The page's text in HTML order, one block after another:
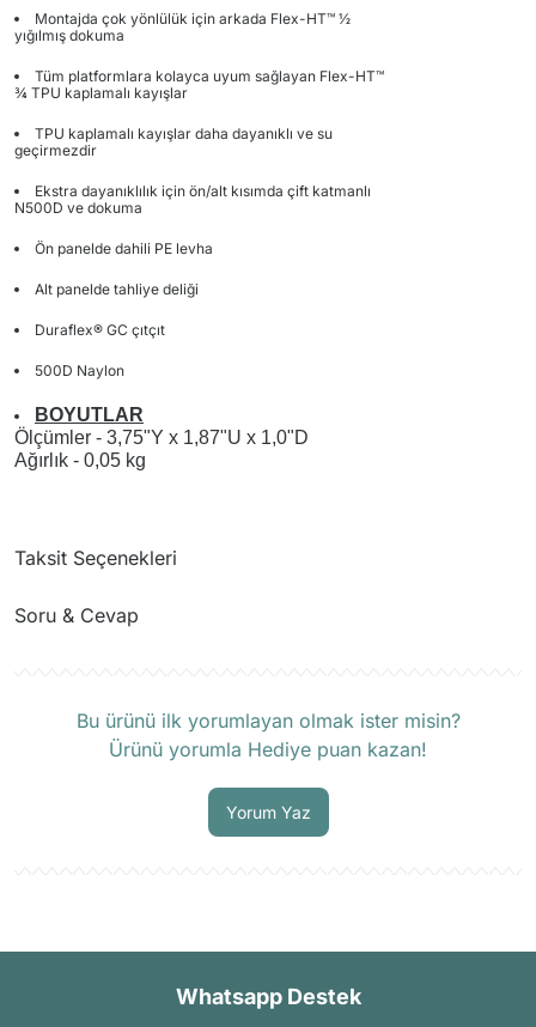
Montajda çok yönlülük için arkada Flex-HT™ ½
yığılmış dokuma
Tüm platformlara kolayca uyum sağlayan Flex-HT™
¾ TPU kaplamalı kayışlar
TPU kaplamalı kayışlar daha dayanıklı ve su
geçirmezdir
Ekstra dayanıklılık için ön/alt kısımda çift katmanlı
N500D ve dokuma
Ön panelde dahili PE levha
Alt panelde tahliye deliği
Duraflex® GC çıtçıt
500D Naylon
BOYUTLAR
Ölçümler - 3,75"Y x 1,87"U x 1,0"D
Ağırlık - 0,05 kg
Taksit Seçenekleri
Soru & Cevap
Bu ürünü ilk yorumlayan olmak ister misin?
Ürünü yorumla Hediye puan kazan!
Yorum Yaz
Whatsapp Destek